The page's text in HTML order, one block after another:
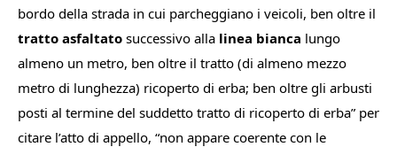
bordo della strada in cui parcheggiano i veicoli, ben oltre il
tratto asfaltato successivo alla linea bianca lungo
almeno un metro, ben oltre il tratto (di almeno mezzo
metro di lunghezza) ricoperto di erba; ben oltre gli arbusti
posti al termine del suddetto tratto di ricoperto di erba” per
citare l’atto di appello, “non appare coerente con le